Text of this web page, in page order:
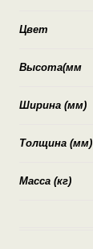
Цвет
Высота(мм
Ширина (мм)
Толщина (мм)
Масса (кг)